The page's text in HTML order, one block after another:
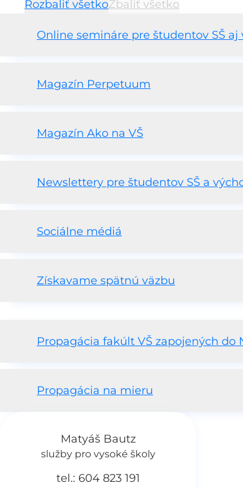
Rozbaliť všetkoZbaliť všetko
Online semináre pre študentov SŠ
Magazín Perpetuum
Magazín Ako na VŠ
Newslettery pre študentov SŠ a
Sociálne médiá
Získavame spätnú väzbu
Propagácia fakúlt VŠ zapojených do
Propagácia na mieru
Matyáš Bautz
služby pro vysoké školy
tel.: 604 823 191